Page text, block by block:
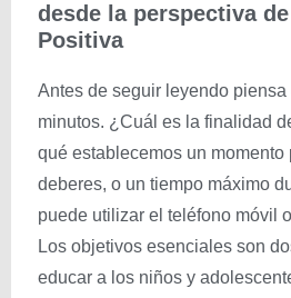
desde la perspectiva
Positiva
Antes de seguir leyendo
minutos. ¿Cuál es la finalidad
qué establecemos un momento
deberes, o un tiempo máximo
puede utilizar el teléfono móvil
Los objetivos esenciales son
educar a los niños y